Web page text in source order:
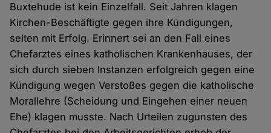
Buxtehude ist kein Einzelfall. Seit Jahren klagen
Kirchen-Beschäftigte gegen ihre Kündigungen,
selten mit Erfolg. Erinnert sei an den Fall eines
Chefarztes eines katholischen Krankenhauses, der
sich durch sieben Instanzen erfolgreich gegen eine
Kündigung wegen Verstoßes gegen die katholische
Morallehre (Scheidung und Eingehen einer neuen
Ehe) klagen musste. Nach Urteilen zugunsten des